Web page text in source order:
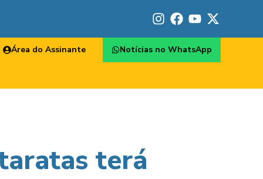
Área do Assinante Notícias no WhatsApp
terá